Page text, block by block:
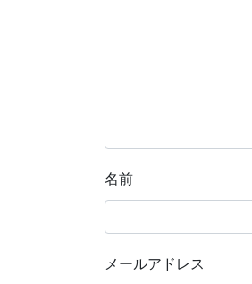
名前
メールアドレス